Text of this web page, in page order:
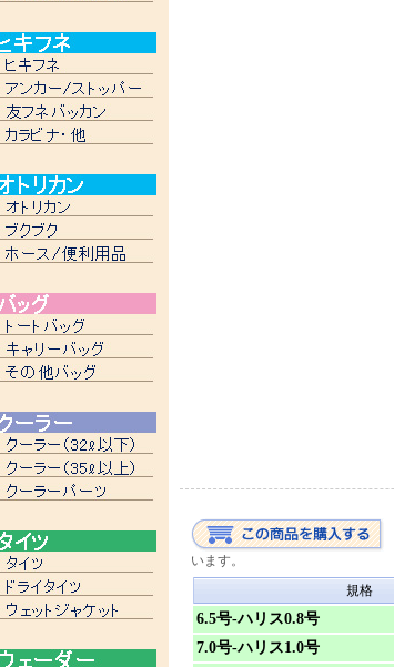
います。
規格
6.5号-ハリス0.8号
7.0号-ハリス1.0号